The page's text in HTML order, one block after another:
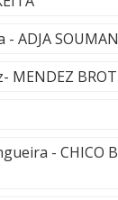
ADJA
MENDEZ
- CHICO